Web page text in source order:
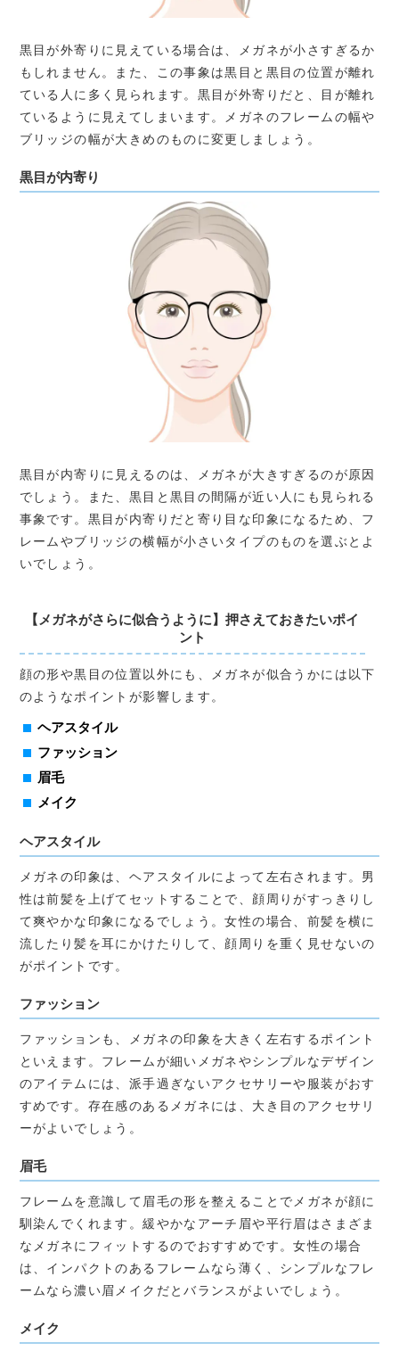
黒目が外寄りに見えている場合は、メガネが小さすぎるか
もしれません。また、この事象は黒目と黒目の位置が離れ
ている人に多く見られます。黒目が外寄りだと、目が離れ
ているように見えてしまいます。メガネのフレームの幅や
ブリッジの幅が大きめのものに変更しましょう。
黒目が内寄り
黒目が内寄りに見えるのは、メガネが大きすぎるのが原因
でしょう。また、黒目と黒目の間隔が近い人にも見られる
事象です。黒目が内寄りだと寄り目な印象になるため、フ
レームやブリッジの横幅が小さいタイプのものを選ぶとよ
いでしょう。
【メガネがさらに似合うように】押さえておきたいポイ
ント
顔の形や黒目の位置以外にも、メガネが似合うかには以下
のようなポイントが影響します。
ヘアスタイル
ファッション
眉毛
メイク
ヘアスタイル
メガネの印象は、ヘアスタイルによって左右されます。男
性は前髪を上げてセットすることで、顔周りがすっきりし
て爽やかな印象になるでしょう。女性の場合、前髪を横に
流したり髪を耳にかけたりして、顔周りを重く見せないの
がポイントです。
ファッション
ファッションも、メガネの印象を大きく左右するポイント
といえます。フレームが細いメガネやシンプルなデザイン
のアイテムには、派手過ぎないアクセサリーや服装がおす
すめです。存在感のあるメガネには、大き目のアクセサリ
ーがよいでしょう。
眉毛
フレームを意識して眉毛の形を整えることでメガネが顔に
馴染んでくれます。緩やかなアーチ眉や平行眉はさまざま
なメガネにフィットするのでおすすめです。女性の場合
は、インパクトのあるフレームなら薄く、シンプルなフレ
ームなら濃い眉メイクだとバランスがよいでしょう。
メイク